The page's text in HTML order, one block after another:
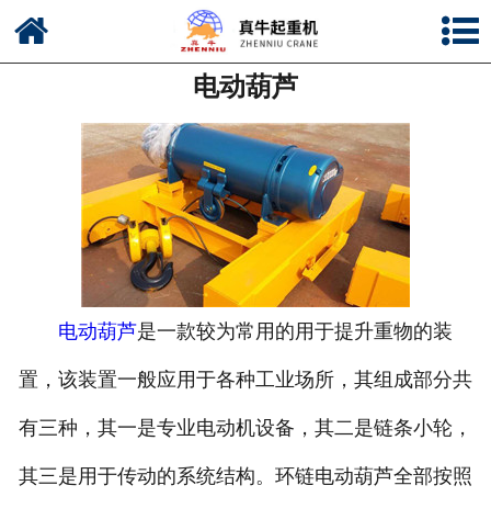
新闻中心
产品中心
资质荣誉
公司风采
电动葫芦
电动葫芦是一款较为常用的用于提升重物的装
置，该装置一般应用于各种工业场所，其组成部分共
有三种，其一是专业电动机设备，其二是链条小轮，
其三是用于传动的系统结构。环链电动葫芦全部按照